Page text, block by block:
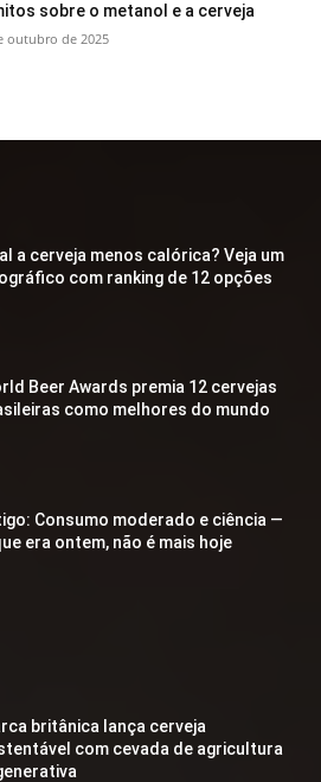
sobre o metanol e a cerveja
outubro de 2025
a cerveja menos calórica? Veja um
com ranking de 12 opções
Beer Awards premia 12 cervejas
como melhores do mundo
Consumo moderado e ciência —
era ontem, não é mais hoje
britânica lança cerveja
com cevada de agricultura